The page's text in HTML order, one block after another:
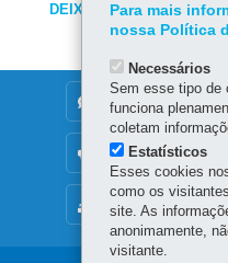
DEIXE SUA OPINIÃO
MAPA DO SITE
DENUNCIE
OUVIDORIA
Para mais
nossa Política
Necessários
Sem esse tipo de
funciona
coletam
Estatísticos
Esses cookies
como os
site. As
anonimamente,
visitante.